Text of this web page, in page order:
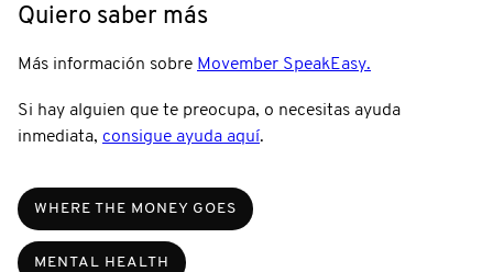
Quiero saber más
Más información sobre Movember SpeakEasy.
Si hay alguien que te preocupa, o necesitas ayuda
inmediata, consigue ayuda aquí.
WHERE THE MONEY GOES
MENTAL HEALTH